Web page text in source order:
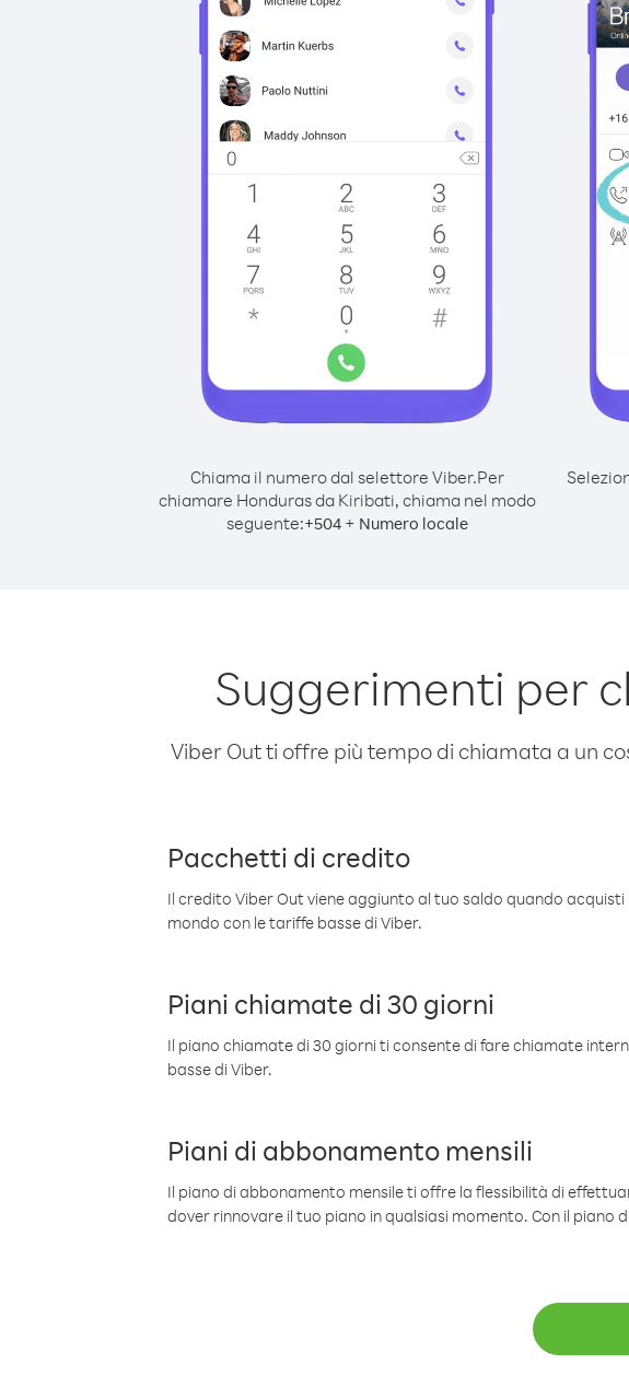
Chiama il numero dal selettore Viber.Per
chiamare Honduras da Kiribati, chiama nel modo
seguente:+504+ Numero locale
Suggerimenti per
Viber Out ti offre più tempo di chiamata a un
Pacchetti di credito
Il credito Viber Out viene aggiunto al tuo saldo quando
mondo con le tariffe basse di Viber.
Piani chiamate di 30 giorni
Il piano chiamate di 30 giorni ti consente di fare chiamate
basse di Viber.
Piani di abbonamento mensili
Il piano di abbonamento mensile ti offre la flessibilità di
dover rinnovare il tuo piano in qualsiasi momento. Con il